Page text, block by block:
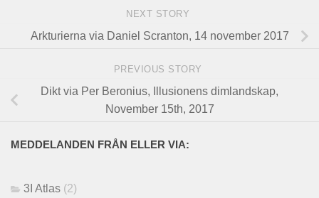
NEXT STORY
Arkturierna via Daniel Scranton, 14 november 2017
PREVIOUS STORY
Dikt via Per Beronius, Illusionens dimlandskap,
November 15th, 2017
MEDDELANDEN FRÅN ELLER VIA:
3I Atlas (2)